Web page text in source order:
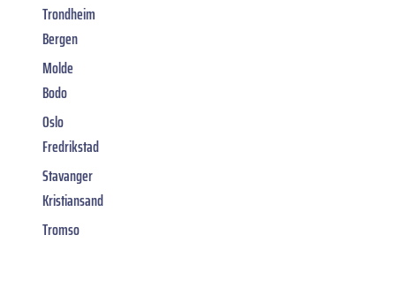
Trondheim
Bergen
Molde
Bodo
Oslo
Fredrikstad
Stavanger
Kristiansand
Tromso